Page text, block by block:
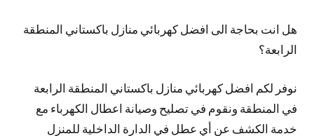
هل انت بحاجة الى افضل كهربائي منازل باكستاني المنطقة
الرابعة؟
نوفر لكم افضل كهربائي منازل باكستاني المنطقة الرابعة
في المنطقة ونقوم في تصليح وصيانة اعطال الكهرباء مع
خدمة الكشف عن أي عطل في الدارة الداخلية للمنزل